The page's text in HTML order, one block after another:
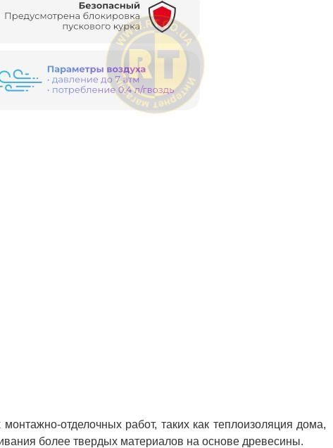
отделочных работ, таких как теплоизоляция дома,
более твердых материалов на основе древесины.